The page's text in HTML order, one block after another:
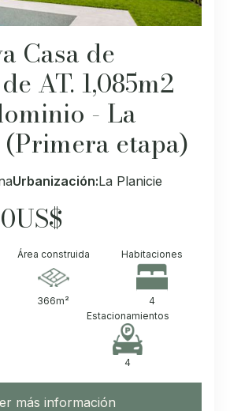
Casa de
AT. 1,085m2
- La
etapa)
Urbanización:La Planicie
US$
Área construida
366m²
Habitaciones
4
Estacionamientos
4
más información